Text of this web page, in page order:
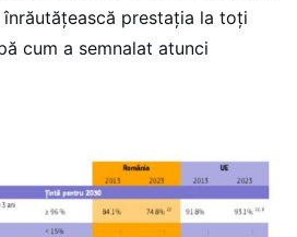
înrăutățească prestația la toți
cum a semnalat atunci